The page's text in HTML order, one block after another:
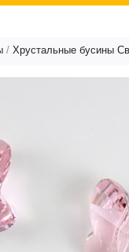
/ Хрустальные бусины